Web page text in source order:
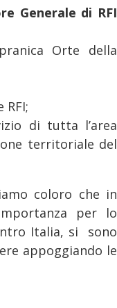
Generale di RFI
Orte della
RFI;
di tutta l’area
territoriale del
coloro che in
per lo
Italia, si sono
appoggiando le